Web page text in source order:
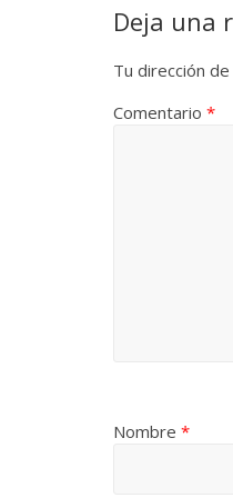
Deja una
Tu dirección
Comentario *
Nombre *
Un vergel en las
12 octubre, 2024 Francisco